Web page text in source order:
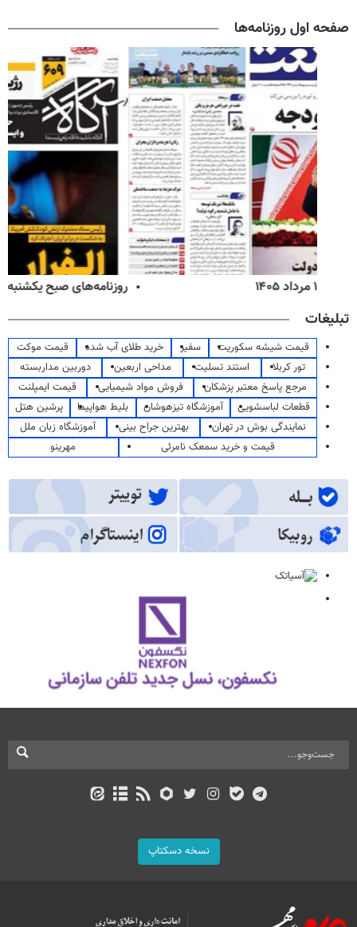
صفحه اول روزنامه‌ها
روزنامه‌های صبح یکشنبه ۱۸ مرداد ۱۴۰۵
تبلیغات
قیمت شیشه سکوریت سفیر خرید طلای آب شده
قیمت موکت
تور کربلا
استند تسلیت مداحی اربعین
دوربین مداربسته
مرجع پاسخ معتبر پزشکان
فروش مواد شیمیایی
قیمت ایمپلنت
قطعات لباسشویی
آموزشگاه تیزهوشان بلیط هواپیما
پرشین هتل
نمایندگی بوش در تهران
بهترین جراح بینی
آموزشگاه زبان ملل
قیمت و خرید سمعک نامرئی
مهرینو
نسخه دسکتاپ